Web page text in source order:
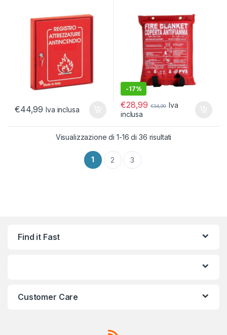
€44,99 Iva inclusa
-17%
€28,99 €34,99 Iva
inclusa
Visualizzazione di 1-16 di 36 risultati
1 2 3
Find it Fast
Customer Care